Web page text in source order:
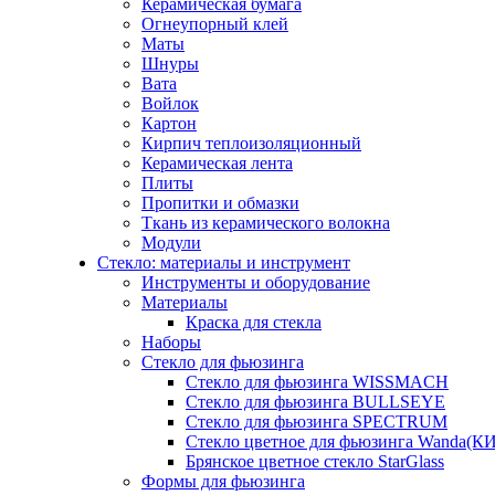
Керамическая бумага
Огнеупорный клей
Маты
Шнуры
Вата
Войлок
Картон
Кирпич теплоизоляционный
Керамическая лента
Плиты
Пропитки и обмазки
Ткань из керамического волокна
Модули
Стекло: материалы и инструмент
Инструменты и оборудование
Материалы
Краска для стекла
Наборы
Стекло для фьюзинга
Стекло для фьюзинга WISSMACH
Стекло для фьюзинга BULLSEYE
Стекло для фьюзинга SPECTRUM
Стекло цветное для фьюзинга
Брянское цветное стекло StarGlass
Формы для фьюзинга